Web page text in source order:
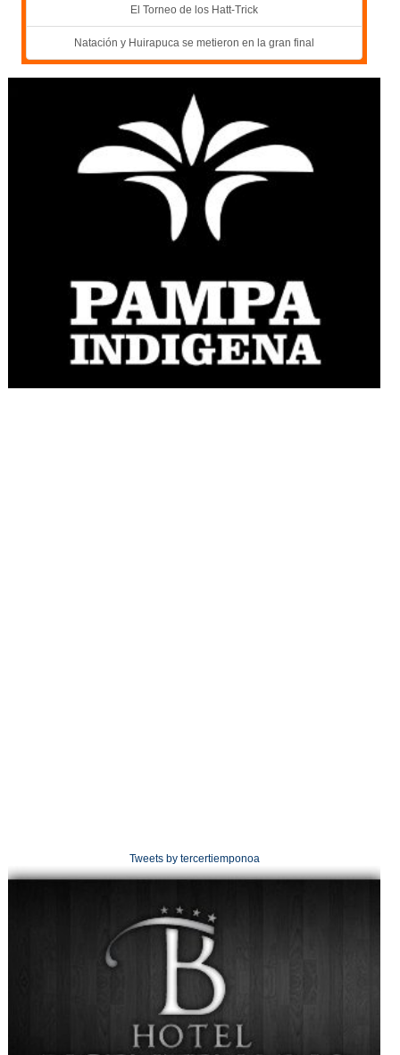
El Torneo de los Hatt-Trick
Natación y Huirapuca se metieron en la gran final
Tweets by tercertiemponoa